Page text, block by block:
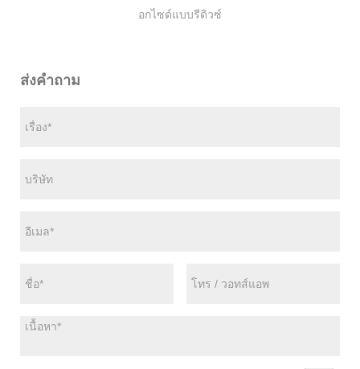
อกไซด์แบบรีดิวซ์
ส่งคำถาม